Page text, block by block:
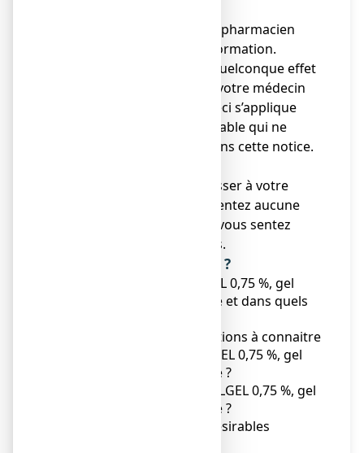
● Adressez-vous à votre pharmacien
pour tout conseil ou information.
● Si vous ressentez un quelconque effet
indésirable, parlez-en à votre médecin
ou votre pharmacien. Ceci s’applique
aussi à tout effet indésirable qui ne
serait pas mentionné dans cette notice.
● Vous devez vous adresser à votre
médecin si vous ne ressentez aucune
amélioration ou si vous vous sentez
moins bien après 5 jours.
Que contient cette notice ?
1. Qu'est-ce que APAISYLGEL 0,75 %, gel
pour application cutanée et dans quels
2. Quelles sont les informations à connaitre
avant d'utiliser APAISYLGEL 0,75 %, gel
pour application cutanée ?
3. Comment utiliser APAISYLGEL 0,75 %, gel
pour application cutanée ?
4. Quels sont les effets indésirables